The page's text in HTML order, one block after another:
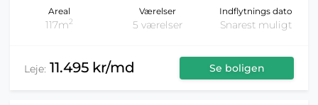
Areal
117m2
Værelser
5 værelser
Indflytnings dato
Snarest muligt
Leje: 11.495 kr/md Se boligen